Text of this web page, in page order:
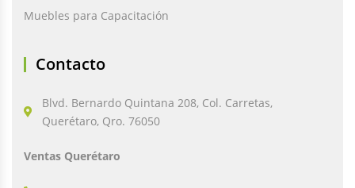
Muebles para Capacitación
Contacto
Blvd. Bernardo Quintana 208, Col. Carretas,
Querétaro, Qro. 76050
Ventas Querétaro